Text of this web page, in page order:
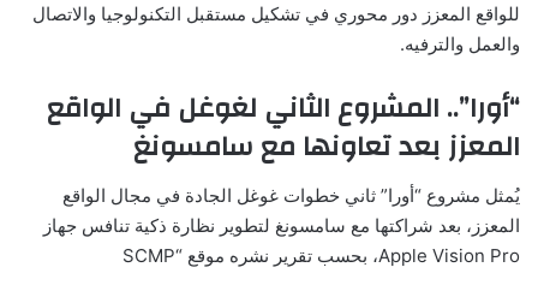
للواقع المعزز دور محوري في تشكيل مستقبل التكنولوجيا والاتصال
والعمل والترفيه.
“أورا”.. المشروع الثاني لغوغل في الواقع
المعزز بعد تعاونها مع سامسونغ
يُمثل مشروع “أورا” ثاني خطوات غوغل الجادة في مجال الواقع
المعزز، بعد شراكتها مع سامسونغ لتطوير نظارة ذكية تنافس جهاز
Apple Vision Pro، بحسب تقرير نشره موقع “SCMP